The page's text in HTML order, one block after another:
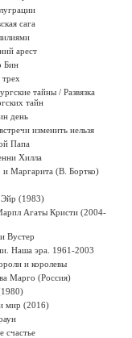
сага
арест
Бин
тайны / Развязка
тайн
день
изменить нельзя
Папа
Хилла
и Маргарита (В. Бортко)
(1983)
Агаты Кристи (2004-
Вустер
Наша эра. 1961-2003
и королевы
Марго (Россия)
мир (2016)
счастье